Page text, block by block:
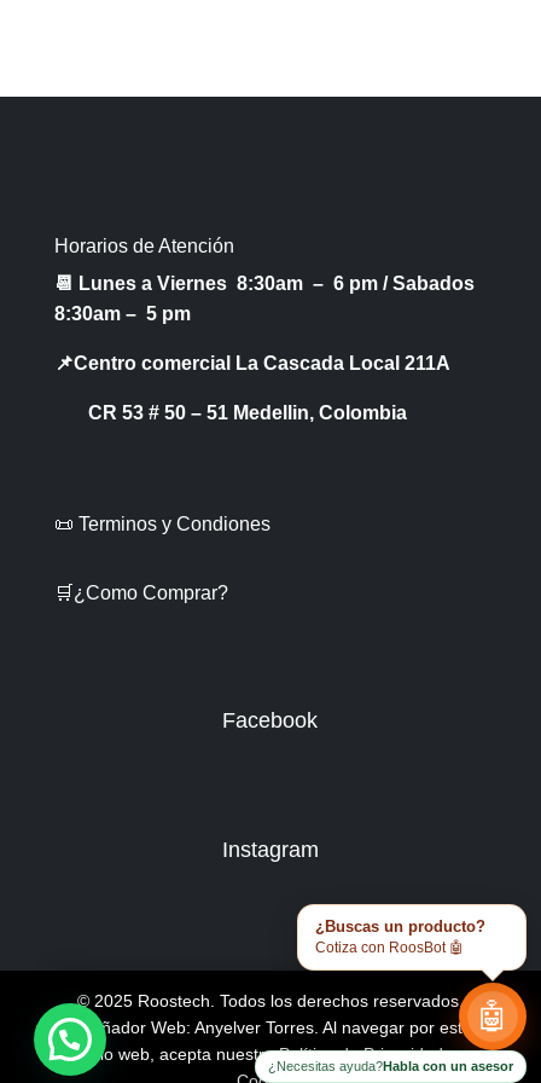
Horarios de Atención
📆 Lunes a Viernes 8:30am – 6 pm /Sabados
8:30am – 5 pm
📌Centro comercial La Cascada Local 211A
CR 53 # 50 – 51 Medellin, Colombia
📜 Terminos y Condiones
🛒¿Como Comprar?
Facebook
Instagram
© 2025 Roostech. Todos los derechos reservados.
Diseñador Web: Anyelver Torres . Al navegar por este
sitio web, acepta nuestraPolítica de Privacidad y
¿Buscas un producto?
Cotiza con RoosBot 🤖
🤖
¿Necesitas ayuda?Habla con un asesor